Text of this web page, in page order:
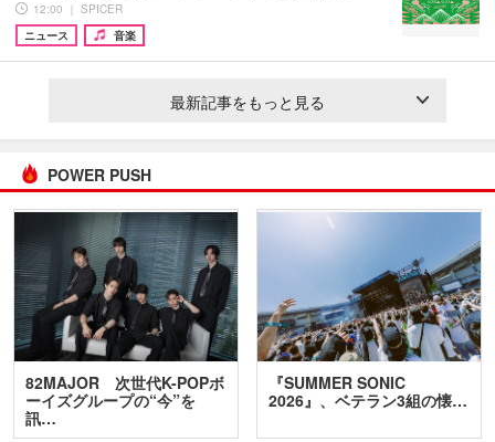
12:00 ｜ SPICER
ニュース
音楽
最新記事をもっと見る
POWER PUSH
82MAJOR 次世代K-POPボ
ーイズグループの“今”を
訊…
『SUMMER SONIC
2026』、ベテラン3組の懐…